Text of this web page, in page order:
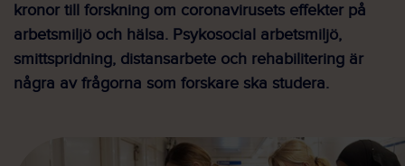
kronor till forskning om coronavirusets effekter på
arbetsmiljö och hälsa. Psykosocial arbetsmiljö,
smittspridning, distansarbete och rehabilitering är
några av frågorna som forskare ska studera.